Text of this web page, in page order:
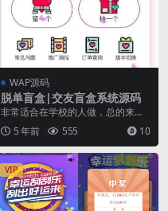
WAP源码
脱单盲盒|交友盲盒系统源码
非常适合在学校的人做，总的来说
咯克拉 1元拿一个，1元留一个 搭建
环境： PHP...
5 年前 555 10
VIP